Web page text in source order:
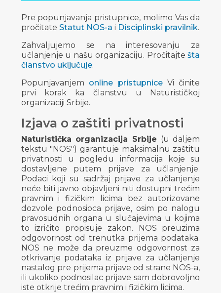
Pre popunjavanja pristupnice, molimo Vas da
pročitate Statut NOS-a i Disciplinski pravilnik.
Zahvaljujemo se na interesovanju za
učlanjenje u našu organizaciju. Pročitajtešta
članstvo uključuje.
Popunjavanjem online pristupniceVi činite
prvi korak ka članstvu u Naturističkoj
organizaciji Srbije.
Izjava o zaštiti privatnosti
Naturistička organizacija Srbije (u daljem
tekstu "NOS") garantuje maksimalnu zaštitu
privatnosti u pogledu informacija koje su
dostavljene putem prijave za učlanjenje.
Podaci koji su sadržaj prijave za učlanjenje
neće biti javno objavljeni niti dostupni trećim
pravnim i fizičkim licima bez autorizovane
dozvole podnosioca prijave, osim po nalogu
pravosudnih organa u slučajevima u kojima
to izričito propisuje zakon. NOS preuzima
odgovornost od trenutka prijema podataka.
NOS ne može da preuzme odgovornost za
otkrivanje podataka iz prijave za učlanjenje
nastalog pre prijema prijave od strane NOS-a,
ili ukoliko podnosilac prijave sam dobrovoljno
iste otkrije trećim pravnim i fizičkim licima.